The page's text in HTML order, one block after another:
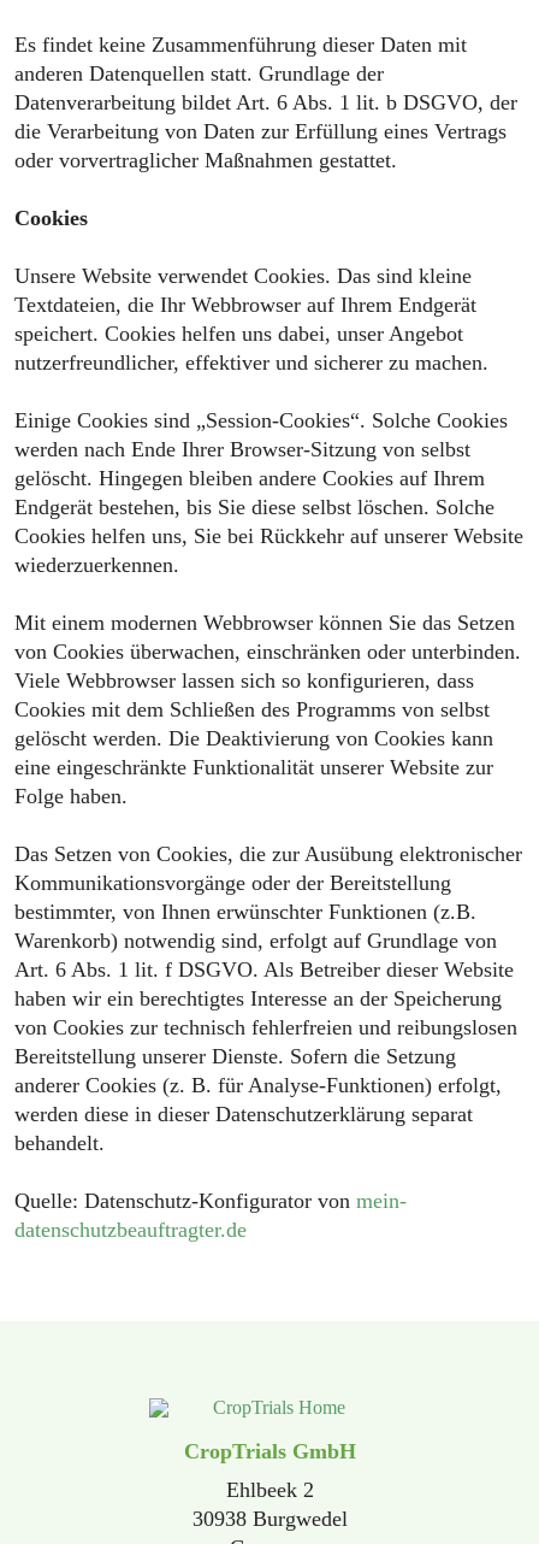
Es findet keine Zusammenführung dieser Daten mit
anderen Datenquellen statt. Grundlage der
Datenverarbeitung bildet Art. 6 Abs. 1 lit. b DSGVO, der
die Verarbeitung von Daten zur Erfüllung eines Vertrags
oder vorvertraglicher Maßnahmen gestattet.
Cookies
Unsere Website verwendet Cookies. Das sind kleine
Textdateien, die Ihr Webbrowser auf Ihrem Endgerät
speichert. Cookies helfen uns dabei, unser Angebot
nutzerfreundlicher, effektiver und sicherer zu machen.
Einige Cookies sind „Session-Cookies“. Solche Cookies
werden nach Ende Ihrer Browser-Sitzung von selbst
gelöscht. Hingegen bleiben andere Cookies auf Ihrem
Endgerät bestehen, bis Sie diese selbst löschen. Solche
Cookies helfen uns, Sie bei Rückkehr auf unserer Website
wiederzuerkennen.
Mit einem modernen Webbrowser können Sie das Setzen
von Cookies überwachen, einschränken oder unterbinden.
Viele Webbrowser lassen sich so konfigurieren, dass
Cookies mit dem Schließen des Programms von selbst
gelöscht werden. Die Deaktivierung von Cookies kann
eine eingeschränkte Funktionalität unserer Website zur
Folge haben.
Das Setzen von Cookies, die zur Ausübung elektronischer
Kommunikationsvorgänge oder der Bereitstellung
bestimmter, von Ihnen erwünschter Funktionen (z.B.
Warenkorb) notwendig sind, erfolgt auf Grundlage von
Art. 6 Abs. 1 lit. f DSGVO. Als Betreiber dieser Website
haben wir ein berechtigtes Interesse an der Speicherung
von Cookies zur technisch fehlerfreien und reibungslosen
Bereitstellung unserer Dienste. Sofern die Setzung
anderer Cookies (z. B. für Analyse-Funktionen) erfolgt,
werden diese in dieser Datenschutzerklärung separat
behandelt.
Quelle: Datenschutz-Konfigurator von mein-
datenschutzbeauftragter.de
CropTrials GmbH
Ehlbeek 2
30938 Burgwedel